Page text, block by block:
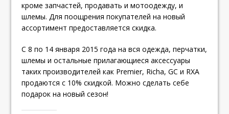
кроме запчастей, продавать и мотоодежду, и
шлемы. Для поощрения покупателей на новый
ассортимент предоставляется скидка.
С 8 по 14 января 2015 года на вся одежда, перчатки,
шлемы и остальные прилагающиеся аксессуары
таких производителей как Premier, Richa, GC и RXA
продаются с 10% скидкой. Можно сделать себе
подарок на новый сезон!